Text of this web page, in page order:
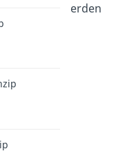
und werden
erfasst.